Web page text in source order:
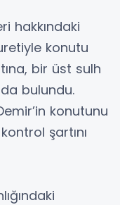
hakkındaki
konutu
bir üst sulh
bulundu.
konutunu
şartını